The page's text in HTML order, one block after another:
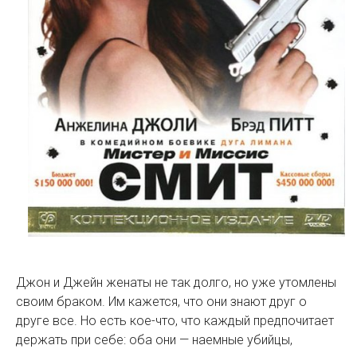
Джон и Джейн женаты не так долго, но уже утомлены
своим браком. Им кажется, что они знают друг о
друге все. Но есть кое-что, что каждый предпочитает
держать при себе: оба они — наемные убийцы,